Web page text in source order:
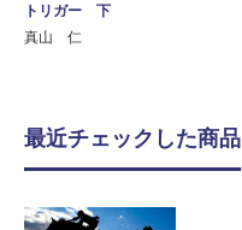
トリガー 下
真山 仁
最近チェックした商品